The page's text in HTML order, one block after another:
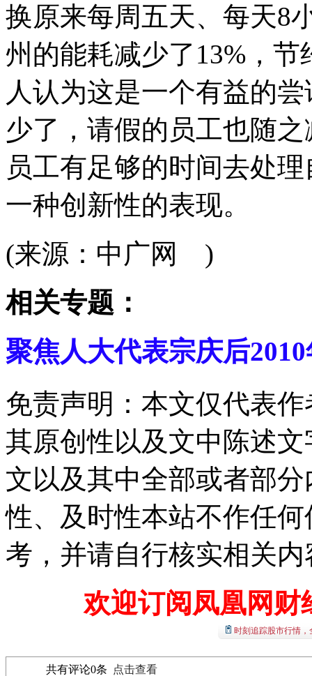
换原来每周五天、每天8
州的能耗减少了13%，节
人认为这是一个有益的
少了，请假的员工也随
员工有足够的时间去处
一种创新性的表现。
(来源：中广网 )
相关专题：
聚焦人大代表宗庆后
免责声明：本文仅代表
其原创性以及文中陈述
文以及其中全部或者部
性、及时性本站不作任
考，并请自行核实相关内
欢迎订阅凤凰网财
时刻追踪股市行情
共有评论0条
点击查看